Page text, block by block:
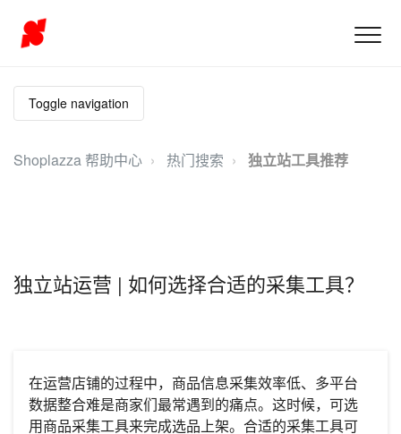
Toggle navigation
Shoplazza 帮助中心 热门搜索 独立站工具推荐
独立站运营 | 如何选择合适的采集工具？
在运营店铺的过程中，商品信息采集效率低、多平台
数据整合难是商家们最常遇到的痛点。这时候，可选
用商品采集工具来完成选品上架。合适的采集工具可